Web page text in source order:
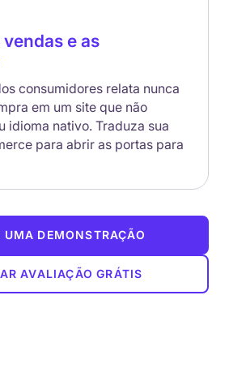
e as
consumidores relata nunca
em um site que não
idioma nativo. Traduza sua
para abrir as portas para
UMA DEMONSTRAÇÃO
AVALIAÇÃO GRÁTIS